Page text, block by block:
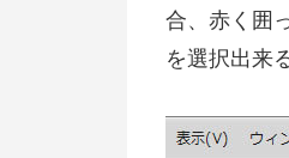
合、赤く囲
を選択出来